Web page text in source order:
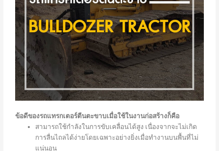
ข้อดีของรถแทรกเตอร์ตีนตะขาบเมื่อใช้ในงานก่อสร้างก็คือ
สามารถใช้กำลังในการขับเคลื่อนได้สูง เนื่องจากจะไม่เกิด
การลื่นไถลได้ง่ายโดยเฉพาะอย่างยิ่งเมื่อทำงานบนพื้นที่ไม่
แน่นอน